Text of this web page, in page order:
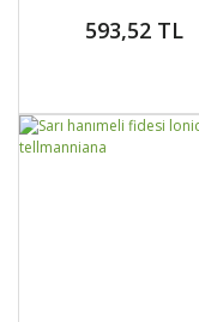
japonica
593,52 TL